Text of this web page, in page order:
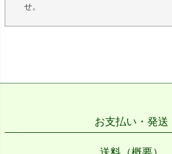
せ。
お支払い・発送